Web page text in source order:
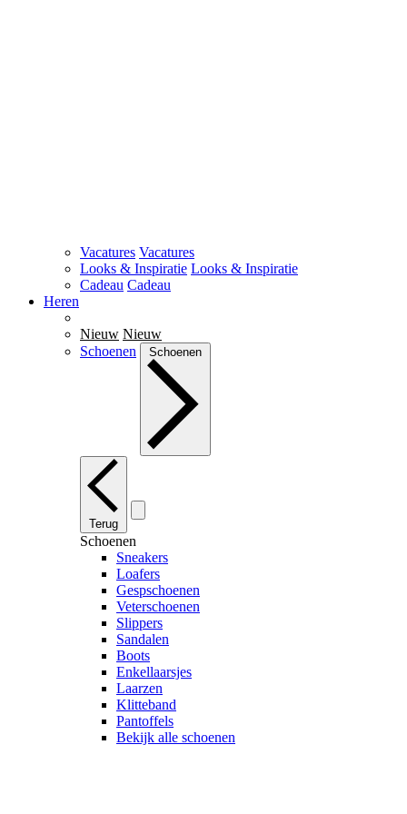
Vacatures Vacatures
Looks & Inspiratie Looks & Inspiratie
Cadeau Cadeau
Heren
Nieuw Nieuw
Schoenen
Schoenen
Terug
Schoenen
Sneakers
Loafers
Gespschoenen
Veterschoenen
Slippers
Sandalen
Boots
Enkellaarsjes
Laarzen
Klitteband
Pantoffels
Bekijk alle schoenen